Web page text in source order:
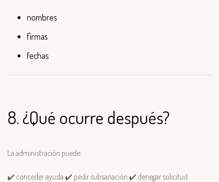
nombres
firmas
fechas
8. ¿Qué ocurre después?
La administración puede:
✔️ conceder ayuda ✔️ pedir subsanación ✔️ denegar solicitud